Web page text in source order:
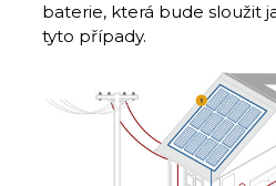
baterie, která bude sloužit
tyto případy.